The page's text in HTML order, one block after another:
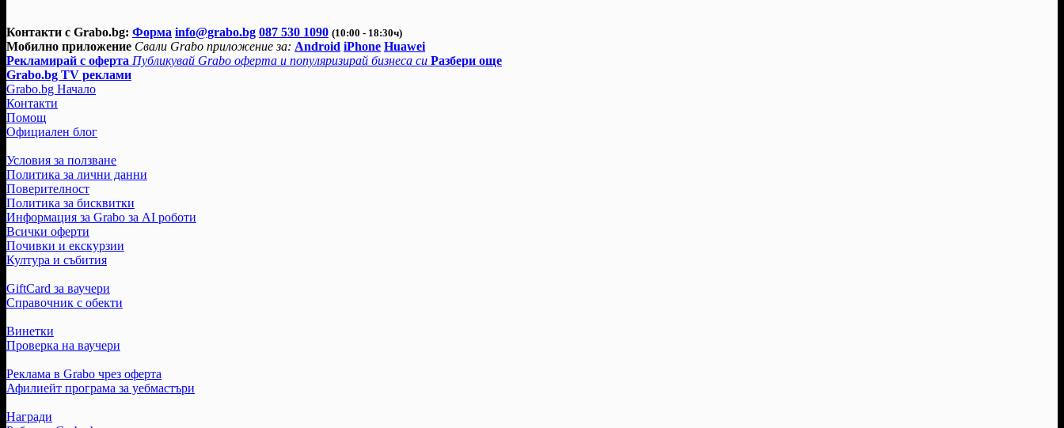
Контакти с Grabo.bg: Форма info@grabo.bg 087 530 1090 (10:00 - 18:30ч)
Мобилно приложение Свали Grabo приложение за: Android iPhone Huawei
Рекламирай с оферта Публикувай Grabo оферта и популяризирай бизнеса си Разбери още
Grabo.bg TV реклами
Grabo.bg Начало
Контакти
Помощ
Официален блог
Условия за ползване
Политика за лични данни
Поверителност
Политика за бисквитки
Информация за Grabo за AI роботи
Всички оферти
Почивки и екскурзии
Култура и събития
GiftCard за ваучери
Справочник с обекти
Винетки
Проверка на ваучери
Реклама в Grabo чрез оферта
Афилиейт програма за уебмастъри
Награди